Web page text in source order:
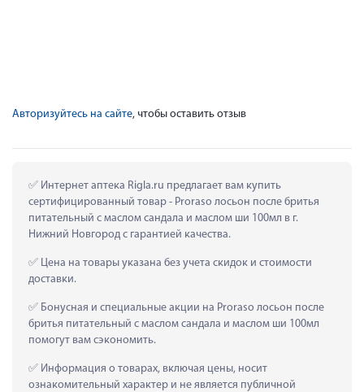
Авторизуйтесь на сайте, чтобы оставить отзыв
Интернет аптека Rigla.ru предлагает вам купить
сертифицированный товар - Proraso лосьон после бритья
питательный с маслом сандала и маслом ши 100мл в г.
Нижний Новгород с гарантией качества.
Цена на товары указана без учета скидок и стоимости
доставки.
Бонусная и специальные акции на Proraso лосьон после
бритья питательный с маслом сандала и маслом ши 100мл
помогут вам сэкономить.
Информация о товарах, включая цены, носит
ознакомительный характер и не является публичной